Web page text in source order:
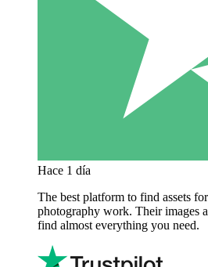
Hace 1 día
The best platform to find assets
photography work. Their images
find almost everything you need.